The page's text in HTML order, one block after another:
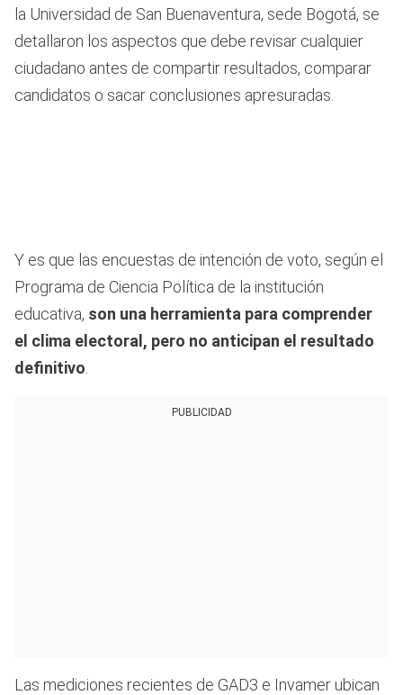
la Universidad de San Buenaventura, sede Bogotá, se
detallaron los aspectos que debe revisar cualquier
ciudadano antes de compartir resultados, comparar
candidatos o sacar conclusiones apresuradas.
Y es que las encuestas de intención de voto, según el
Programa de Ciencia Política de la institución
educativa, son una herramienta para comprender
el clima electoral, pero no anticipan el resultado
definitivo
PUBLICIDAD
Las mediciones recientes de GAD3 e Invamer ubican